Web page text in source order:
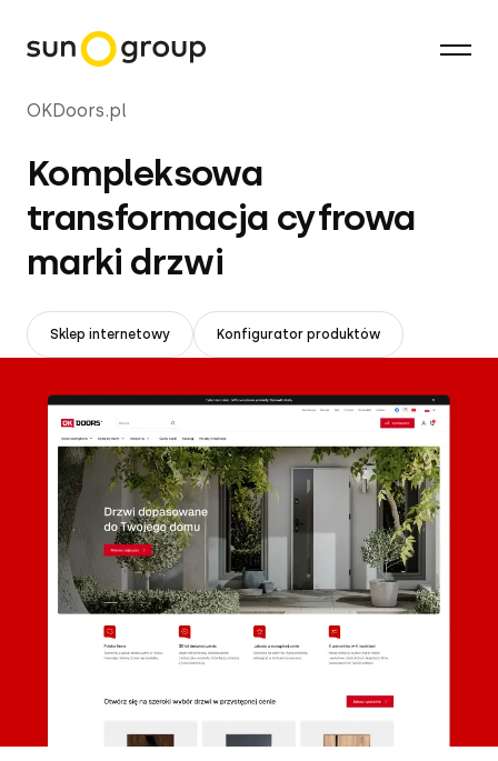
OKDoors.pl
Kompleksowa
transformacja cyfrowa
marki drzwi
Sklep internetowy Konfigurator produktów